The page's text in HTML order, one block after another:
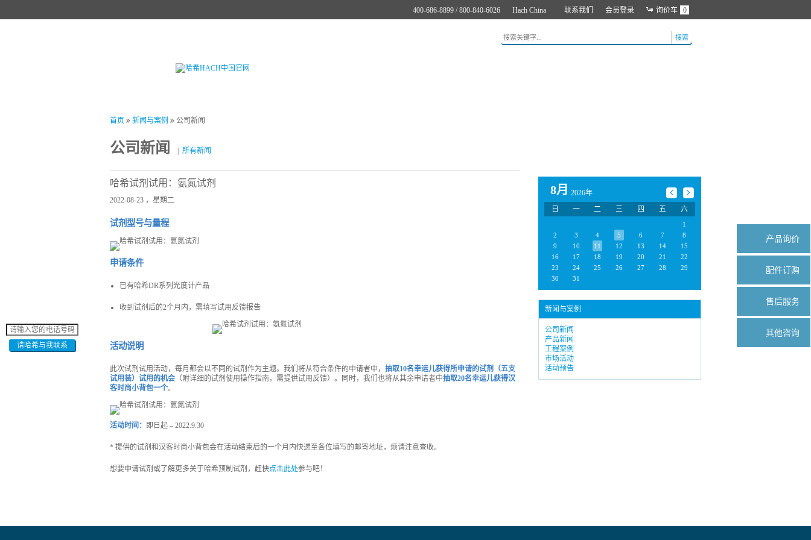
联系我们 会员登录 询价车 0
Hach China
400-686-8899 / 800-840-6026
搜索
首页 新闻与案例 公司新闻
公司新闻 所有新闻
哈希试剂试用：氨氮试剂
2022-08-23 ，星期二
试剂型号与量程
申请条件
已有哈希DR系列光度计产品
收到试剂后的2个月内，需填写试用反馈报告
活动说明
此次试剂试用活动，每月都会以不同的试剂作为主题。我们将从符合条件的申请者中， 抽取10名幸运儿获得所申请的试剂（五支
试用装）试用的机会 （附详细的试剂使用操作指南，需提供试用反馈）。同时，我们也将从其余申请者中抽取20名幸运儿获得汉
客时尚小背包一个。
活动时间： 即日起 – 2022.9.30
* 提供的试剂和汉客时尚小背包会在活动结束后的一个月内快递至各位填写的邮寄地址，烦请注意查收。
想要申请试剂或了解更多关于哈希预制试剂，赶快点击此处参与吧！
8月
2026年
日
一 二 三 四 五 六
1
2
3 4 5 6 7
8
9
10 11 12 13 14
15
16
17 18 19 20 21
22
23
24 25 26 27 28
29
30
31
新闻与案例
公司新闻
产品新闻
工程案例
市场活动
活动预告
请哈希与我联系
产品询价
配件订购
售后服务
其他咨询